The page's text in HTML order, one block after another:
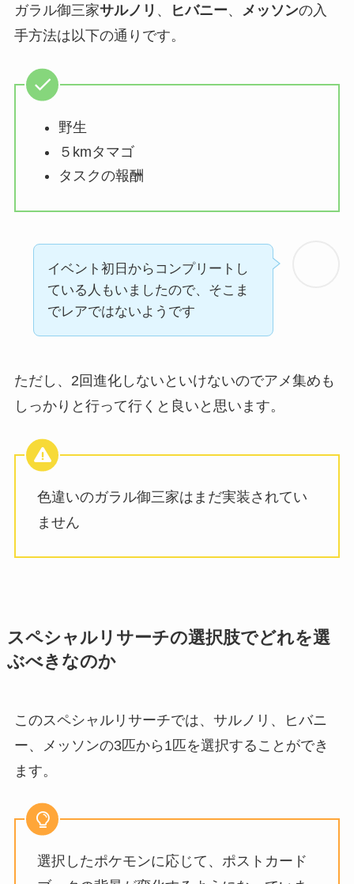
ガラル御三家サルノリ 、 ヒバニー、 メッソンの入
手方法は以下の通りです。
野生
５kmタマゴ
タスクの報酬
イベント初日からコンプリートし
ている人もいましたので、そこま
でレアではないようです
ただし、2回進化しないといけないのでアメ集めも
しっかりと行って行くと良いと思います。
色違いのガラル御三家はまだ実装されてい
ません
スペシャルリサーチの選択肢でどれを選
ぶべきなのか
このスペシャルリサーチでは、サルノリ、ヒバニ
ー、メッソンの3匹から1匹を選択することができ
ます。
選択したポケモンに応じて、ポストカード